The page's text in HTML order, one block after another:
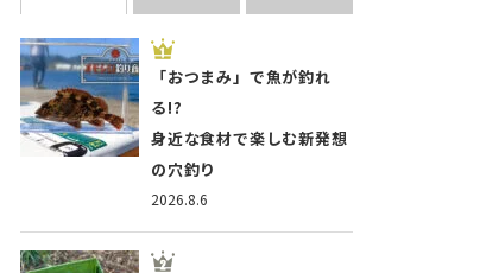
2026.8.6
「おつまみ」で魚が釣れ
る!?
身近な食材で楽しむ新発想
の穴釣り